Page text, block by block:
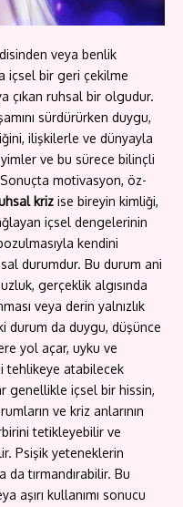
veya benlik
içsel bir geri çekilme
çıkan ruhsal bir olgudur.
sürdürürken duygu,
ilişkilerle ve dünyayla
ve bu sürece bilinçli
motivasyon, öz-
kriz ise bireyin kimliği,
içsel dengelerinin
kendini
durumdur. Bu durum ani
gerçeklik algısında
veya derin yalnızlık
durum da duygu, düşünce
yol açar, uyku ve
tehlikeye atabilecek
genellikle içsel bir hissin,
ve kriz anlarının
tetikleyebilir ve
Psişik yeteneklerin
da tırmandırabilir. Bu
aşırı kullanımı sonucu